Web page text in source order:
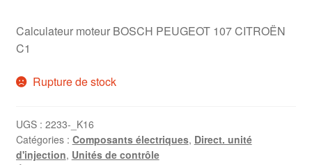
Calculateur moteur BOSCH PEUGEOT 107 CITROËN
C1
Rupture de stock
UGS : 2233-_K16
Catégories : Composants électriques, Direct. unité
d'injection, Unités de contrôle